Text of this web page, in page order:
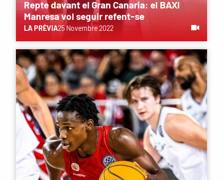
Repte davant el Gran Canaria: el BAXI
Manresa vol seguir refent-se
LA PRÈVIA25 Novembre 2022